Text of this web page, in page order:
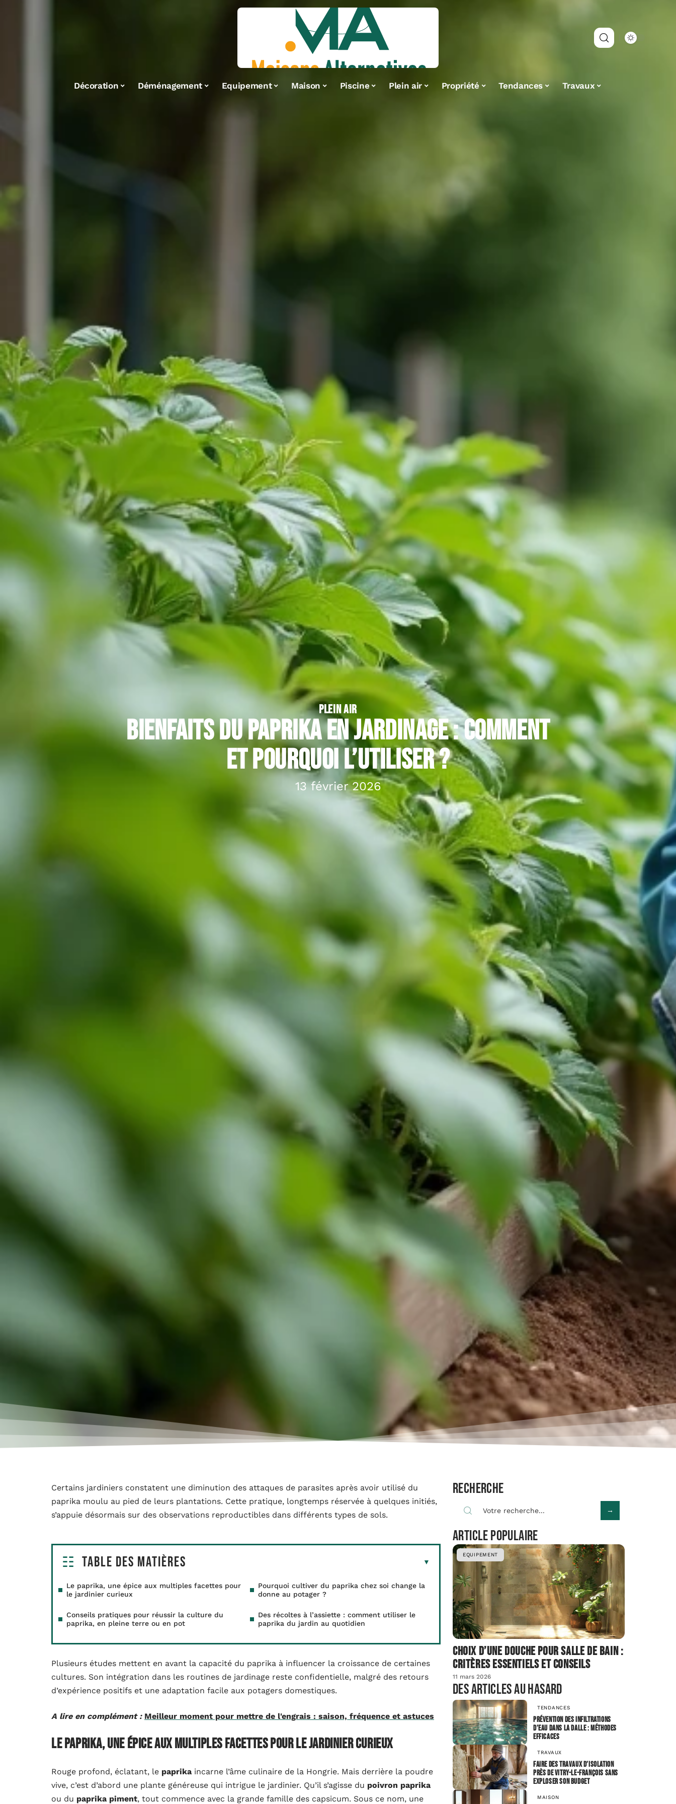
Décoration Déménagement Equipement Maison Piscine Plein air Propriété Tendances Travaux
PLEIN AIR
Bienfaits du paprika en jardinage : comment
et pourquoi l’utiliser ?
13 février 2026
Certains jardiniers constatent une diminution des attaques de parasites après avoir utilisé du
paprika moulu au pied de leurs plantations. Cette pratique, longtemps réservée à quelques initiés,
s’appuie désormais sur des observations reproductibles dans différents types de sols.
Table des matières
Le paprika, une épice aux multiples facettes pour
le jardinier curieux
Pourquoi cultiver du paprika chez soi change la
donne au potager ?
Conseils pratiques pour réussir la culture du
paprika, en pleine terre ou en pot
Des récoltes à l’assiette : comment utiliser le
paprika du jardin au quotidien
Plusieurs études mettent en avant la capacité du paprika à influencer la croissance de certaines
cultures. Son intégration dans les routines de jardinage reste confidentielle, malgré des retours
d’expérience positifs et une adaptation facile aux potagers domestiques.
A lire en complément : Meilleur moment pour mettre de l'engrais : saison, fréquence et astuces
Le paprika, une épice aux multiples facettes pour le jardinier curieux
Rouge profond, éclatant, le paprika incarne l’âme culinaire de la Hongrie. Mais derrière la poudre
vive, c’est d’abord une plante généreuse qui intrigue le jardinier. Qu’il s’agisse du poivron paprika
ou du paprika piment, tout commence avec la grande famille des capsicum. Sous ce nom, une
Recherche
Article populaire
EQUIPEMENT
Choix d’une douche pour salle de bain :
critères essentiels et conseils
11 mars 2026
Des articles au hasard
TENDANCES
Prévention des infiltrations
d’eau dans la dalle : méthodes
efficaces
TRAVAUX
Faire des travaux d’isolation
près de Vitry-le-François sans
exploser son budget
MAISON